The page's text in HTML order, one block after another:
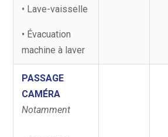
• Lave-vaisselle
• Évacuation
machine à laver
PASSAGE
CAMÉRA
Notamment